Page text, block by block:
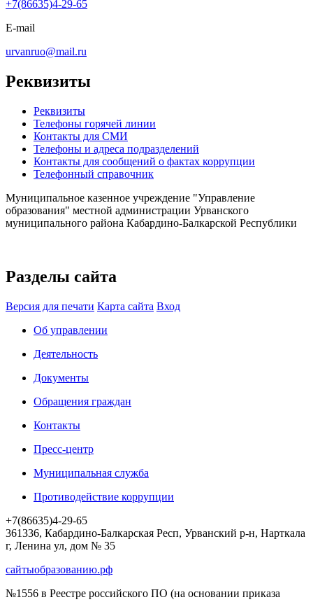
+7(86635)4-29-65
E-mail
urvanruo@mail.ru
Реквизиты
Реквизиты
Телефоны горячей линии
Контакты для СМИ
Телефоны и адреса подразделений
Контакты для сообщений о фактах коррупции
Телефонный справочник
Муниципальное казенное учреждение "Управление
образования" местной администрации Урванского
муниципального района Кабардино-Балкарской Республики
Разделы сайта
Версия для печати Карта сайта Вход
Об управлении
Деятельность
Документы
Обращения граждан
Контакты
Пресс-центр
Муниципальная служба
Противодействие коррупции
+7(86635)4-29-65
361336, Кабардино-Балкарская Респ, Урванский р-н, Нарткала
г, Ленина ул, дом № 35
сайтыобразованию.рф
№1556 в Реестре российского ПО (на основании приказа